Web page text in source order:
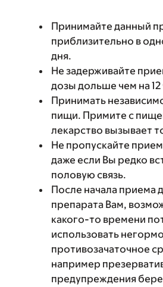
Принимайте данный
приблизительно в
дня.
Не задерживайте
дозы дольше чем на 12
Принимать
пищи. Примите с
лекарство вызывает
Не пропускайте
даже если Вы редко
половую связь.
После начала приема
препарата Вам,
какого-то времени
использовать
противозачаточное
например
предупреждения